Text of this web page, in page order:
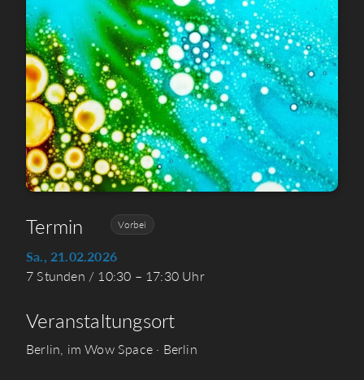
Termin Vorbei
Sa., 21.02.2026
7 Stunden / 10:30 – 17:30 Uhr
Veranstaltungsort
Berlin, im Wow Space · Berlin